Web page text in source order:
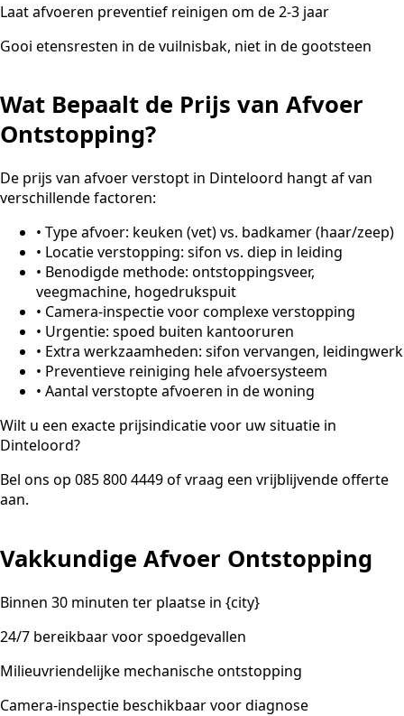
Laat afvoeren preventief reinigen om de 2-3 jaar
Gooi etensresten in de vuilnisbak, niet in de gootsteen
Wat Bepaalt de Prijs van Afvoer
Ontstopping?
De prijs van afvoer verstopt in Dinteloord hangt af van
verschillende factoren:
• Type afvoer: keuken (vet) vs. badkamer (haar/zeep)
• Locatie verstopping: sifon vs. diep in leiding
• Benodigde methode: ontstoppingsveer,
veegmachine, hogedrukspuit
• Camera-inspectie voor complexe verstopping
• Urgentie: spoed buiten kantooruren
• Extra werkzaamheden: sifon vervangen, leidingwerk
• Preventieve reiniging hele afvoersysteem
• Aantal verstopte afvoeren in de woning
Wilt u een exacte prijsindicatie voor uw situatie in
Dinteloord?
Bel ons op 085 800 4449 of vraag een vrijblijvende offerte
aan.
Vakkundige Afvoer Ontstopping
Binnen 30 minuten ter plaatse in {city}
24/7 bereikbaar voor spoedgevallen
Milieuvriendelijke mechanische ontstopping
Camera-inspectie beschikbaar voor diagnose